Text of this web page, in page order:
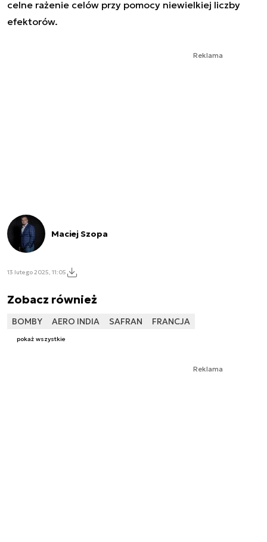
celne rażenie celów przy pomocy niewielkiej liczby
efektorów.
Reklama
Maciej Szopa
13 lutego 2025, 11:05
Zobacz również
BOMBY AERO INDIA SAFRAN FRANCJA
pokaż wszystkie
Reklama